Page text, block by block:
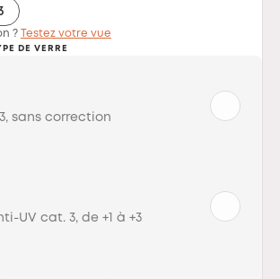
? Testez votre vue
DE VERRE
sans correction
UV cat. 3, de +1 à +3